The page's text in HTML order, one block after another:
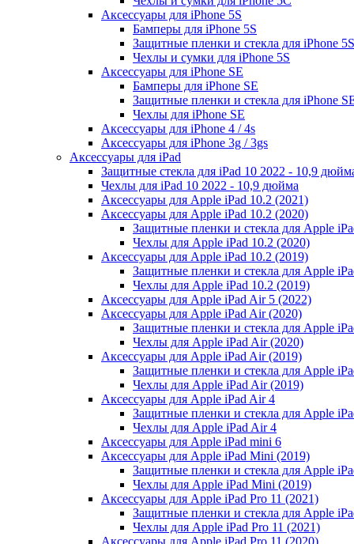
Аксессуары для iPhone 5S
Бамперы для iPhone 5S
Защитные пленки и стекла для iPhone 5S
Чехлы и сумки для iPhone 5S
Аксессуары для iPhone SE
Бамперы для iPhone SE
Защитные пленки и стекла для iPhone
Чехлы для iPhone SE
Аксессуары для iPhone 4 / 4s
Аксессуары для iPhone 3g / 3gs
Аксессуары для iPad
Защитные стекла для iPad 10 2022 - 10,9
Чехлы для iPad 10 2022 - 10,9 дюйма
Аксессуары для Apple iPad 10.2 (2021)
Аксессуары для Apple iPad 10.2 (2020)
Защитные пленки и стекла для Apple
Чехлы для Apple iPad 10.2 (2020)
Аксессуары для Apple iPad 10.2 (2019)
Защитные пленки и стекла для Apple
Чехлы для Apple iPad 10.2 (2019)
Аксессуары для Apple iPad Air 5 (2022)
Аксессуары для Apple iPad Air (2020)
Защитные пленки и стекла для Apple
Чехлы для Apple iPad Air (2020)
Аксессуары для Apple iPad Air (2019)
Защитные пленки и стекла для Apple
Чехлы для Apple iPad Air (2019)
Аксессуары для Apple iPad Air 4
Защитные пленки и стекла для Apple
Чехлы для Apple iPad Air 4
Аксессуары для Apple iPad mini 6
Аксессуары для Apple iPad Mini (2019)
Защитные пленки и стекла для Apple
Чехлы для Apple iPad Mini (2019)
Аксессуары для Apple iPad Pro 11 (2021)
Защитные пленки и стекла для Apple
Чехлы для Apple iPad Pro 11 (2021)
Аксессуары для Apple iPad Pro 11 (2020)